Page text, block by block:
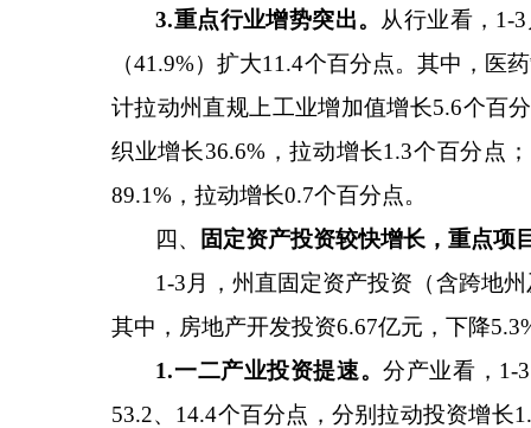
3.重点行业增势突出。 从行业看， 1-3
（41.9%）扩大11.4个百分点。其中，医
计拉动州直规上工业增加值增长5.6个百
织业增长36.6%，拉动增长1.3个百分点
89.1% ，拉动增长0.7个百分点。
四、
固定资产投资较快增长，重点项
1-3 月，州直固定资产投资（含跨地
其中，房地产开发投资6.67亿元，下降
1.一二产业投资提速。分产业看， 1-3
53.2、 14.4个百分点，分别拉动投资增长